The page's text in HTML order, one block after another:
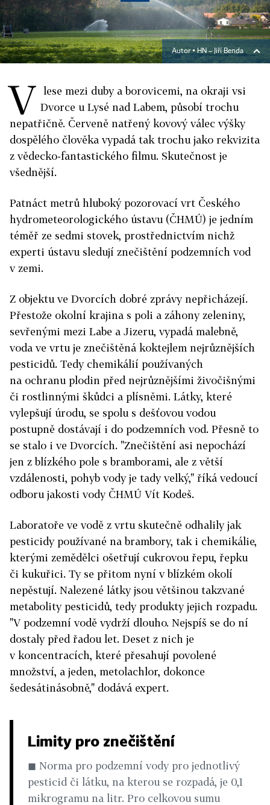
Autor ▪HN – Jiří Benda
V lese mezi duby a borovicemi, na okraji vsi
Dvorce u Lysé nad Labem, působí trochu
nepatřičně. Červeně natřený kovový válec výšky
dospělého člověka vypadá tak trochu jako rekvizita
z vědecko-fantastického filmu. Skutečnost je
všednější.
Patnáct metrů hluboký pozorovací vrt Českého
hydrometeorologického ústavu (ČHMÚ) je jedním
téměř ze sedmi stovek, prostřednictvím nichž
experti ústavu sledují znečištění podzemních vod
v zemi.
Z objektu ve Dvorcích dobré zprávy nepřicházejí.
Přestože okolní krajina s poli a záhony zeleniny,
sevřenými mezi Labe a Jizeru, vypadá malebně,
voda ve vrtu je znečištěná koktejlem nejrůznějších
pesticidů. Tedy chemikálií používaných
na ochranu plodin před nejrůznějšími živočišnými
či rostlinnými škůdci a plísněmi. Látky, které
vylepšují úrodu, se spolu s dešťovou vodou
postupně dostávají i do podzemních vod. Přesně to
se stalo i ve Dvorcích. "Znečištění asi nepochází
jen z blízkého pole s bramborami, ale z větší
vzdálenosti, pohyb vody je tady velký," říká vedoucí
odboru jakosti vody ČHMÚ Vít Kodeš.
Laboratoře ve vodě z vrtu skutečně odhalily jak
pesticidy používané na brambory, tak i chemikálie,
kterými zemědělci ošetřují cukrovou řepu, řepku
či kukuřici. Ty se přitom nyní v blízkém okolí
nepěstují. Nalezené látky jsou většinou takzvané
metabolity pesticidů, tedy produkty jejich rozpadu.
"V podzemní vodě vydrží dlouho. Nejspíš se do ní
dostaly před řadou let. Deset z nich je
v koncentracích, které přesahují povolené
množství, a jeden, metolachlor, dokonce
šedesátinásobně," dodává expert.
Limity pro znečištění
◼ Norma pro podzemní vody pro jednotlivý
pesticid či látku, na kterou se rozpadá, je 0,1
mikrogramu na litr. Pro celkovou sumu